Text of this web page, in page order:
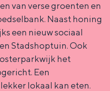
van verse groenten en
Naast honing
een nieuw sociaal
Stadshoptuin. Ook
het
Een
lokaal kan eten.